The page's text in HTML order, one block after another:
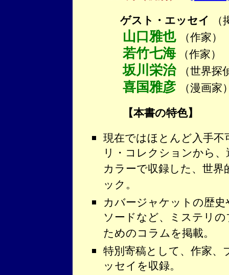
ゲスト・エッセイ
山口雅也 （作家）
若竹七海（作家）
坂川栄治 （世界
喜国雅彦 （漫画家
【本書の特色】
現在ではほとんど入手不
リ・コレクションから
カラーで収録した、世
ック。
カバージャケットの歴
ソードなど、ミステリ
ためのコラムを掲載。
特別寄稿として、作家
ッセイを収録。